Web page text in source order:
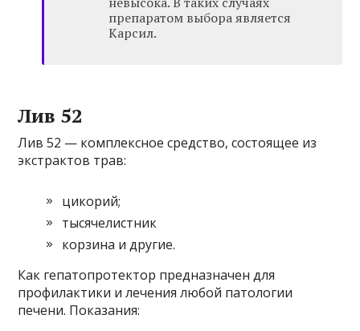
препаратом выбора является
Карсил.
Лив 52
Лив 52 — комплексное средство, состоящее из
экстрактов трав:
цикорий;
тысячелистник
корзина и другие.
Как гепатопротектор предназначен для
профилактики и лечения любой патологии
печени. Показания: